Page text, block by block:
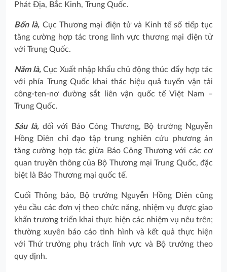
Phát Địa, Bắc Kinh, Trung Quốc.
Bốn là, Cục Thương mại điện tử và Kinh tế số tiếp tục
tăng cường hợp tác trong lĩnh vực thương mại điện tử
với Trung Quốc.
Năm là, Cục Xuất nhập khẩu chủ động thúc đẩy hợp tác
với phía Trung Quốc khai thác hiệu quả tuyến vận tải
công-ten-nơ đường sắt liên vận quốc tế Việt Nam –
Trung Quốc.
Sáu là,đối với Báo Công Thương, Bộ trưởng Nguyễn
Hồng Diên chỉ đạo tập trung nghiên cứu phương án
tăng cường hợp tác giữa Báo Công Thương với các cơ
quan truyền thông của Bộ Thương mại Trung Quốc, đặc
biệt là Báo Thương mại quốc tế.
Cuối Thông báo, Bộ trưởng Nguyễn Hồng Diên cũng
yêu cầu các đơn vị theo chức năng, nhiệm vụ được giao
khẩn trương triển khai thực hiện các nhiệm vụ nêu trên;
thường xuyên báo cáo tình hình và kết quả thực hiện
với Thứ trưởng phụ trách lĩnh vực và Bộ trưởng theo
quy định.